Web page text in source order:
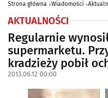
Strona główna Wiadomości
AKTUALNOŚCI
Regularnie
supermarketu.
kradzieży pobił
2013.06.12 00:00